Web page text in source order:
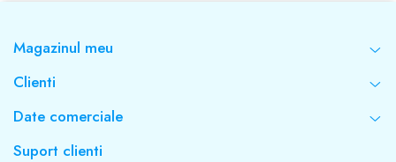
Magazinul meu
Clienti
Date comerciale
Suport clienti